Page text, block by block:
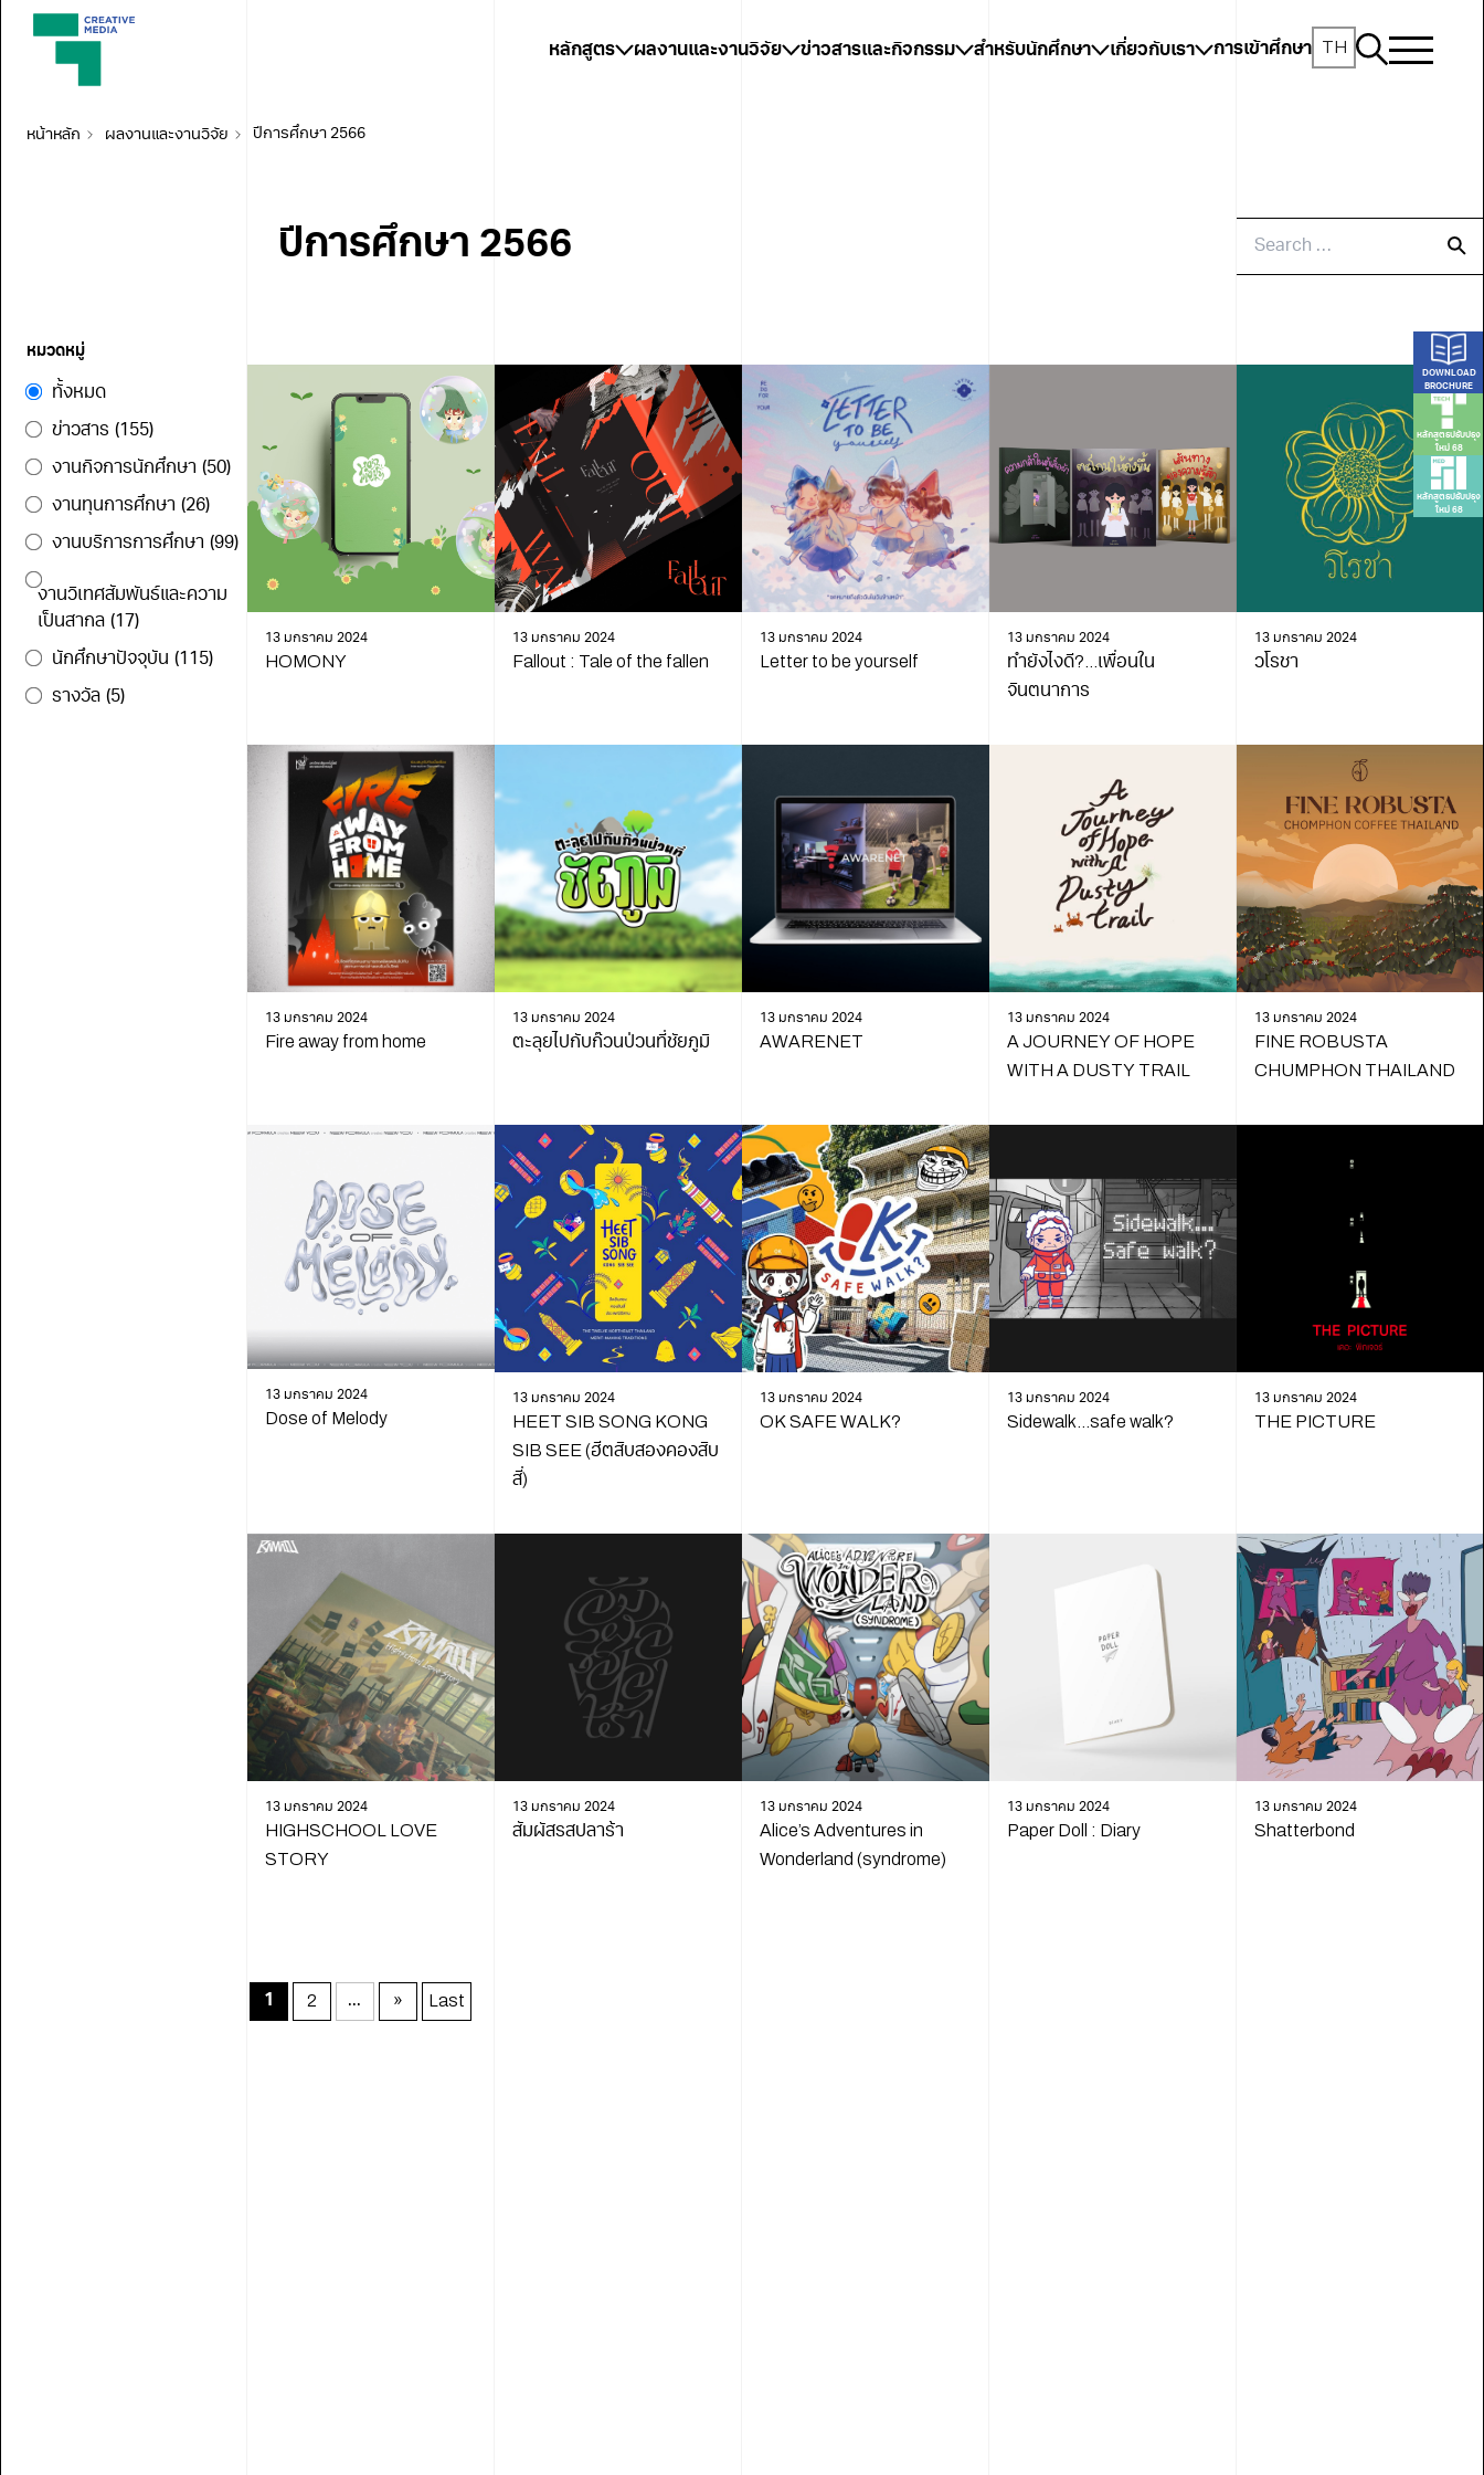
หลักสูตร ผลงานและงานวิจัย ข่าวสารและกิจกรรม สำหรับนักศึกษา เกี่ยวกับเรา การเข้าศึกษา TH
DOWNLOAD
BROCHURE
หลักสูตรปรับปรุง
ใหม่ 68
หลักสูตรปรับปรุง
ใหม่ 68
หน้าหลัก ผลงานและงานวิจัย ปีการศึกษา 2566
หมวดหมู่
ทั้งหมด
ข่าวสาร (155)
งานกิจการนักศึกษา (50)
งานทุนการศึกษา (26)
งานบริการการศึกษา (99)
งานวิเทศสัมพันธ์และความ
เป็นสากล (17)
นักศึกษาปัจจุบัน (115)
รางวัล (5)
ปีการศึกษา 2566
13 มกราคม 2024
HOMONY
13 มกราคม 2024
Fallout : Tale of the fallen
13 มกราคม 2024
Letter to be yourself
13 มกราคม 2024
ทำยังไงดี?…เพื่อนใน
จินตนาการ
13 มกราคม 2024
วโรชา
13 มกราคม 2024
Fire away from home
13 มกราคม 2024
ตะลุยไปกับก๊วนป่วนที่ชัยภูมิ
13 มกราคม 2024
AWARENET
13 มกราคม 2024
A JOURNEY OF HOPE
WITH A DUSTY TRAIL
13 มกราคม 2024
FINE ROBUSTA
CHUMPHON THAILAND
13 มกราคม 2024
Dose of Melody
13 มกราคม 2024
HEET SIB SONG KONG
SIB SEE (ฮีตสิบสองคองสิบ
สี่)
13 มกราคม 2024
OK SAFE WALK?
13 มกราคม 2024
Sidewalk…safe walk?
13 มกราคม 2024
THE PICTURE
13 มกราคม 2024
HIGHSCHOOL LOVE
STORY
13 มกราคม 2024
สัมผัสรสปลาร้า
13 มกราคม 2024
Alice’s Adventures in
Wonderland (syndrome)
13 มกราคม 2024
Paper Doll : Diary
13 มกราคม 2024
Shatterbond
1 2 ... » Last